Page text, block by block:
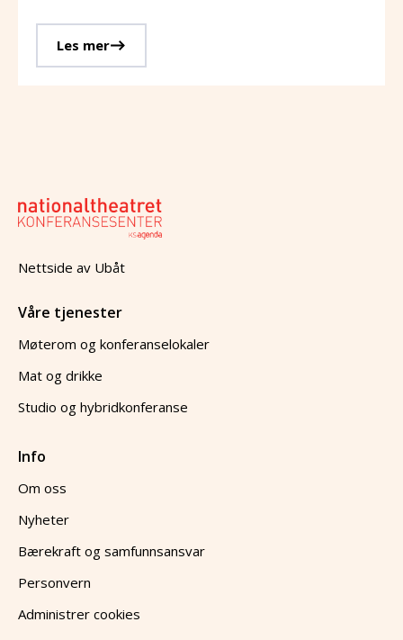
Les mer
Nettside av Ubåt
Våre tjenester
Møterom og konferanselokaler
Mat og drikke
Studio og hybridkonferanse
Info
Om oss
Nyheter
Bærekraft og samfunnsansvar
Personvern
Administrer cookies